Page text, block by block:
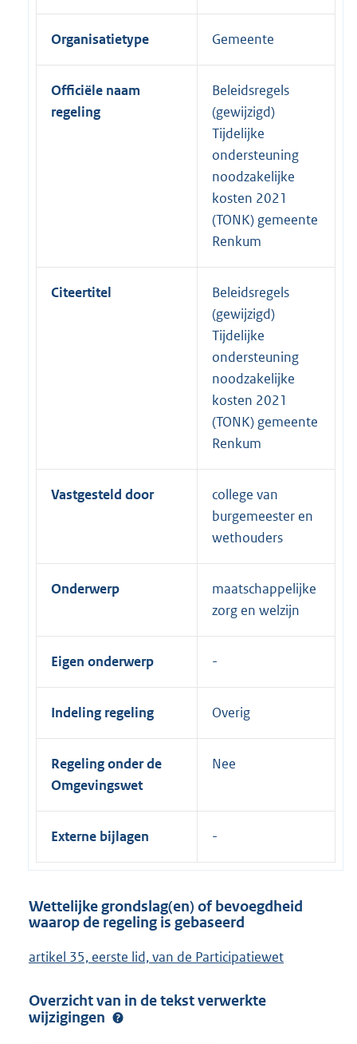
Organisatietype Gemeente
Officiële naam
regeling
Beleidsregels
(gewijzigd)
Tijdelijke
ondersteuning
noodzakelijke
kosten 2021
(TONK) gemeente
Renkum
Citeertitel
Beleidsregels
(gewijzigd)
Tijdelijke
ondersteuning
noodzakelijke
kosten 2021
(TONK) gemeente
Renkum
Vastgesteld door
college van
burgemeester en
wethouders
Onderwerp
maatschappelijke
zorg en welzijn
Eigen onderwerp
Indeling regeling Overig
Regeling onder de
Omgevingswet
Nee
Externe bijlagen
Wettelijke grondslag(en) of bevoegdheid
waarop de regeling is gebaseerd
artikel 35, eerste lid, van de Participatiewet
Overzicht van in de tekst verwerkte
wijzigingen